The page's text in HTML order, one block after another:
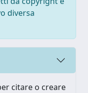
diversa
citare o creare